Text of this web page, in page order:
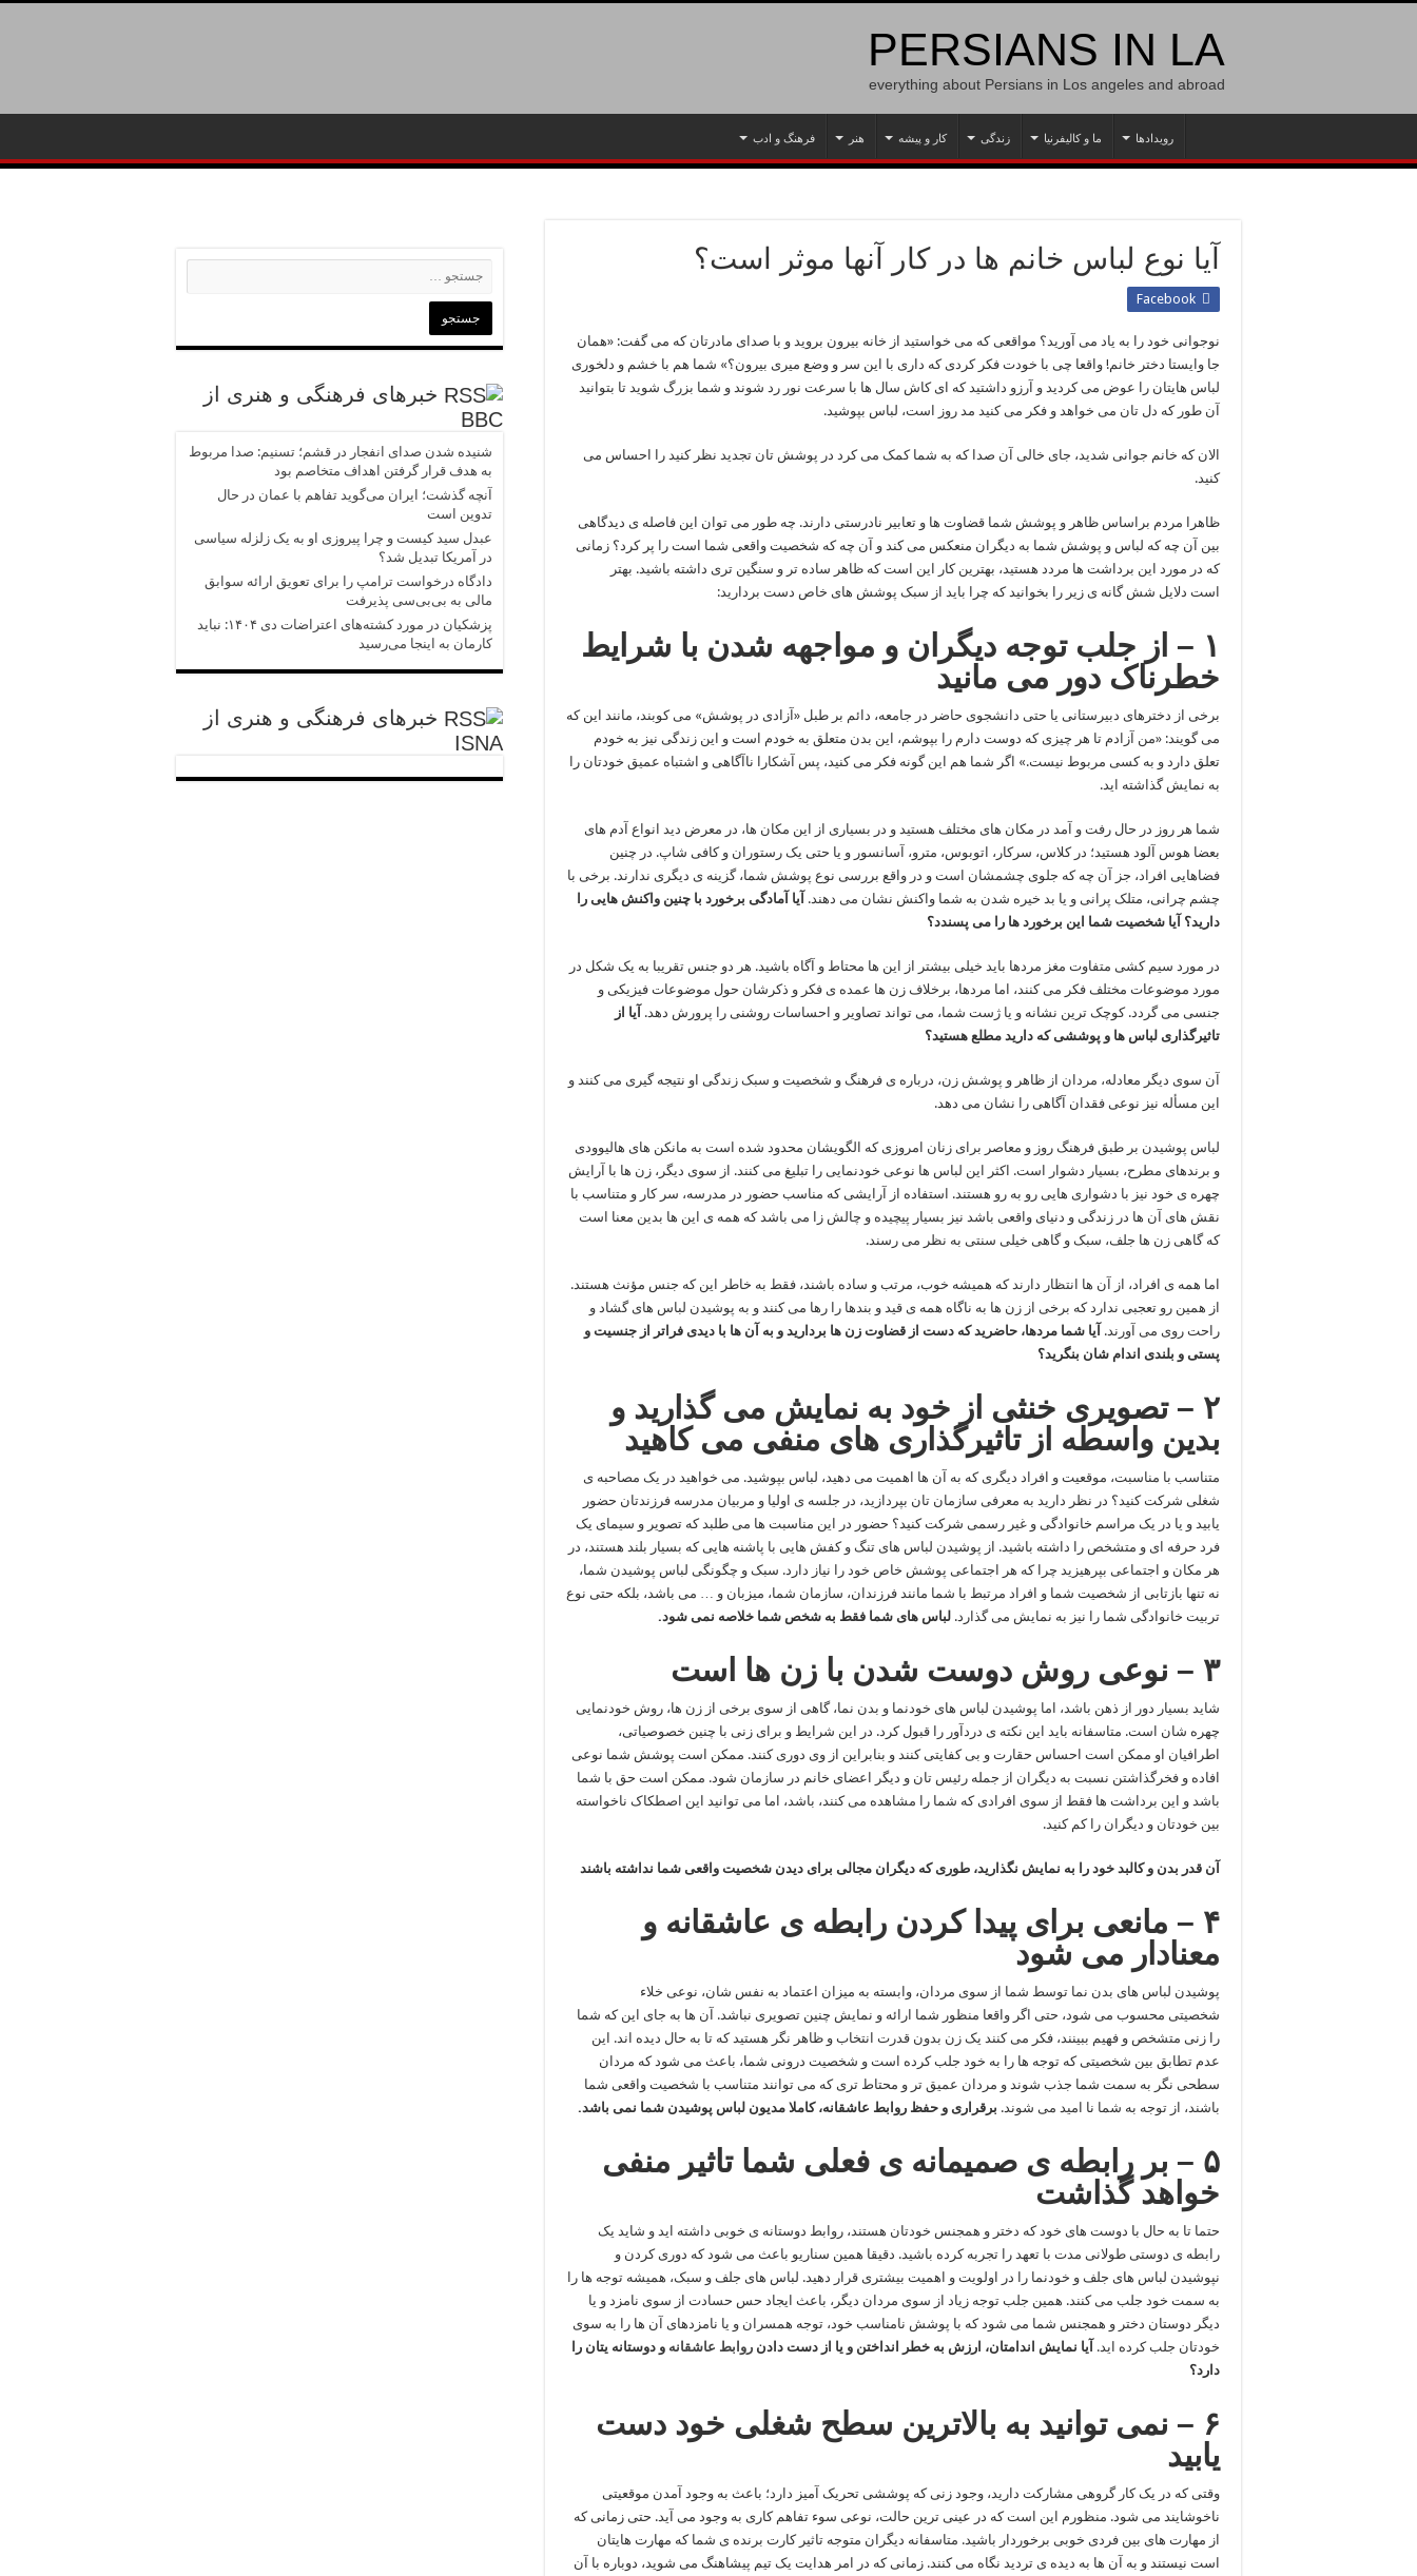
PERSIANS IN LA
everything about Persians in Los angeles and abroad
رویدادها ما و کالیفرنیا زندگی کار و پیشه هنر فرهنگ و ادب
آیا نوع لباس خانم ها در کار آنها موثر است؟
Facebook
نوجوانی خود را به یاد می آورید؟ مواقعی که می خواستید از خانه بیرون بروید و با صدای مادرتان که می گفت: «همان
جا وایستا دختر خانم! واقعا چی با خودت فکر کردی که داری با این سر و وضع میری بیرون؟» شما هم با خشم و دلخوری
لباس هایتان را عوض می کردید و آرزو داشتید که ای کاش سال ها با سرعت نور رد شوند و شما بزرگ شوید تا بتوانید
آن طور که دل تان می خواهد و فکر می کنید مد روز است، لباس بپوشید.
الان که خانم جوانی شدید، جای خالی آن صدا که به شما کمک می کرد در پوشش تان تجدید نظر کنید را احساس می
کنید.
ظاهرا مردم براساس ظاهر و پوشش شما قضاوت ها و تعابیر نادرستی دارند. چه طور می توان این فاصله ی دیدگاهی
بین آن چه که لباس و پوشش شما به دیگران منعکس می کند و آن چه که شخصیت واقعی شما است را پر کرد؟ زمانی
که در مورد این برداشت ها مردد هستید، بهترین کار این است که ظاهر ساده تر و سنگین تری داشته باشید. بهتر
است دلایل شش گانه ی زیر را بخوانید که چرا باید از سبک پوشش های خاص دست بردارید:
۱ – از جلب توجه دیگران و مواجهه شدن با شرایط
خطرناک دور می مانید
برخی از دخترهای دبیرستانی یا حتی دانشجوی حاضر در جامعه، دائم بر طبل «آزادی در پوشش» می کوبند، مانند این که
می گویند: «من آزادم تا هر چیزی که دوست دارم را بپوشم، این بدن متعلق به خودم است و این زندگی نیز به خودم
تعلق دارد و به کسی مربوط نیست.» اگر شما هم این گونه فکر می کنید، پس آشکارا ناآگاهی و اشتباه عمیق خودتان را
به نمایش گذاشته اید.
شما هر روز در حال رفت و آمد در مکان های مختلف هستید و در بسیاری از این مکان ها، در معرض دید انواع آدم های
بعضا هوس آلود هستید؛ در کلاس، سرکار، اتوبوس، مترو، آسانسور و یا حتی یک رستوران و کافی شاپ. در چنین
فضاهایی افراد، جز آن چه که جلوی چشمشان است و در واقع بررسی نوع پوشش شما، گزینه ی دیگری ندارند. برخی با
چشم چرانی، متلک پرانی و یا بد خیره شدن به شما واکنش نشان می دهند. آیا آمادگی برخورد با چنین واکنش هایی را
دارید؟ آیا شخصیت شما این برخورد ها را می پسندد؟
در مورد سیم کشی متفاوت مغز مردها باید خیلی بیشتر از این ها محتاط و آگاه باشید. هر دو جنس تقریبا به یک شکل در
مورد موضوعات مختلف فکر می کنند، اما مردها، برخلاف زن ها عمده ی فکر و ذکرشان حول موضوعات فیزیکی و
جنسی می گردد. کوچک ترین نشانه و یا ژست شما، می تواند تصاویر و احساسات روشنی را پرورش دهد. آیا از
تاثیرگذاری لباس ها و پوششی که دارید مطلع هستید؟
آن سوی دیگر معادله، مردان از ظاهر و پوشش زن، درباره ی فرهنگ و شخصیت و سبک زندگی او نتیجه گیری می کنند و
این مسأله نیز نوعی فقدان آگاهی را نشان می دهد.
لباس پوشیدن بر طبق فرهنگ روز و معاصر برای زنان امروزی که الگویشان محدود شده است به مانکن های هالیوودی
و برندهای مطرح، بسیار دشوار است. اکثر این لباس ها نوعی خودنمایی را تبلیغ می کنند. از سوی دیگر، زن ها با آرایش
چهره ی خود نیز با دشواری هایی رو به رو هستند. استفاده از آرایشی که مناسب حضور در مدرسه، سر کار و متناسب با
نقش های آن ها در زندگی و دنیای واقعی باشد نیز بسیار پیچیده و چالش زا می باشد که همه ی این ها بدین معنا است
که گاهی زن ها جلف، سبک و گاهی خیلی سنتی به نظر می رسند.
اما همه ی افراد، از آن ها انتظار دارند که همیشه خوب، مرتب و ساده باشند، فقط به خاطر این که جنس مؤنث هستند.
از همین رو تعجبی ندارد که برخی از زن ها به ناگاه همه ی قید و بندها را رها می کنند و به پوشیدن لباس های گشاد و
راحت روی می آورند. آیا شما مردها، حاضرید که دست از قضاوت زن ها بردارید و به آن ها با دیدی فراتر از جنسیت و
پستی و بلندی اندام شان بنگرید؟
۲ – تصویری خنثی از خود به نمایش می گذارید و
بدین واسطه از تاثیرگذاری های منفی می کاهید
متناسب با مناسبت، موقعیت و افراد دیگری که به آن ها اهمیت می دهید، لباس بپوشید. می خواهید در یک مصاحبه ی
شغلی شرکت کنید؟ در نظر دارید به معرفی سازمان تان بپردازید، در جلسه ی اولیا و مربیان مدرسه فرزندتان حضور
یابید و یا در یک مراسم خانوادگی و غیر رسمی شرکت کنید؟ حضور در این مناسبت ها می طلبد که تصویر و سیمای یک
فرد حرفه ای و متشخص را داشته باشید. از پوشیدن لباس های تنگ و کفش هایی با پاشنه هایی که بسیار بلند هستند، در
هر مکان و اجتماعی بپرهیزید چرا که هر اجتماعی پوشش خاص خود را نیاز دارد. سبک و چگونگی لباس پوشیدن شما،
نه تنها بازتابی از شخصیت شما و افراد مرتبط با شما مانند فرزندان، سازمان شما، میزبان و … می باشد، بلکه حتی نوع
تربیت خانوادگی شما را نیز به نمایش می گذارد. لباس های شما فقط به شخص شما خلاصه نمی شود.
۳ – نوعی روش دوست شدن با زن ها است
شاید بسیار دور از ذهن باشد، اما پوشیدن لباس های خودنما و بدن نما، گاهی از سوی برخی از زن ها، روش خودنمایی
چهره شان است. متاسفانه باید این نکته ی دردآور را قبول کرد. در این شرایط و برای زنی با چنین خصوصیاتی،
اطرافیان او ممکن است احساس حقارت و بی کفایتی کنند و بنابراین از وی دوری کنند. ممکن است پوشش شما نوعی
افاده و فخرگذاشتن نسبت به دیگران از جمله رئیس تان و دیگر اعضای خانم در سازمان شود. ممکن است حق با شما
باشد و این برداشت ها فقط از سوی افرادی که شما را مشاهده می کنند، باشد، اما می توانید این اصطکاک ناخواسته
بین خودتان و دیگران را کم کنید.
آن قدر بدن و کالبد خود را به نمایش نگذارید، طوری که دیگران مجالی برای دیدن شخصیت واقعی شما نداشته باشند
۴ – مانعی برای پیدا کردن رابطه ی عاشقانه و
معنادار می شود
پوشیدن لباس های بدن نما توسط شما از سوی مردان، وابسته به میزان اعتماد به نفس شان، نوعی خلاء
شخصیتی محسوب می شود، حتی اگر واقعا منظور شما ارائه و نمایش چنین تصویری نباشد. آن ها به جای این که شما
را زنی متشخص و فهیم ببینند، فکر می کنند یک زن بدون قدرت انتخاب و ظاهر نگر هستید که تا به حال دیده اند. این
عدم تطابق بین شخصیتی که توجه ها را به خود جلب کرده است و شخصیت درونی شما، باعث می شود که مردان
سطحی نگر به سمت شما جذب شوند و مردان عمیق تر و محتاط تری که می توانند متناسب با شخصیت واقعی شما
باشند، از توجه به شما نا امید می شوند. برقراری و حفظ روابط عاشقانه، کاملا مدیون لباس پوشیدن شما نمی باشد.
۵ – بر رابطه ی صمیمانه ی فعلی شما تاثیر منفی
خواهد گذاشت
حتما تا به حال با دوست های خود که دختر و همجنس خودتان هستند، روابط دوستانه ی خوبی داشته اید و شاید یک
رابطه ی دوستی طولانی مدت با تعهد را تجربه کرده باشید. دقیقا همین سناریو باعث می شود که دوری کردن و
نپوشیدن لباس های جلف و خودنما را در اولویت و اهمیت بیشتری قرار دهید. لباس های جلف و سبک، همیشه توجه ها را
به سمت خود جلب می کنند. همین جلب توجه زیاد از سوی مردان دیگر، باعث ایجاد حس حسادت از سوی نامزد و یا
دیگر دوستان دختر و همجنس شما می شود که با پوشش نامناسب خود، توجه همسران و یا نامزدهای آن ها را به سوی
خودتان جلب کرده اید. آیا نمایش اندامتان، ارزش به خطر انداختن و یا از دست دادن روابط عاشقانه و دوستانه یتان را
دارد؟
۶ –
نمی توانید به بالاترین سطح شغلی خود دست
یابید
وقتی که در یک کار گروهی مشارکت دارید، وجود زنی که پوششی تحریک آمیز دارد؛ باعث به وجود آمدن موقعیتی
ناخوشایند می شود. منظورم این است که در عینی ترین حالت، نوعی سوء تفاهم کاری به وجود می آید. حتی زمانی که
از مهارت های بین فردی خوبی برخوردار باشید. متاسفانه دیگران متوجه تاثیر کارت برنده ی شما که مهارت هایتان
است نیستند و به آن ها به دیده ی تردید نگاه می کنند. زمانی که در امر هدایت یک تیم پیشاهنگ می شوید، دوباره با آن
خبرهای فرهنگی و هنری از
BBC
شنیده شدن صدای انفجار در قشم؛ تسنیم: صدا مربوط
به هدف قرار گرفتن اهداف متخاصم بود
آنچه گذشت؛ ایران می‌گوید تفاهم با عمان در حال
تدوین است
عبدل سید کیست و چرا پیروزی‌ او به یک زلزله سیاسی
در آمریکا تبدیل شد؟
دادگاه درخواست ترامپ را برای تعویق ارائه سوابق
مالی به بی‌بی‌سی پذیرفت
پزشکیان در مورد کشته‌های اعتراضات دی ۱۴۰۴: نباید
کارمان به اینجا می‌رسید
خبرهای فرهنگی و هنری از
ISNA